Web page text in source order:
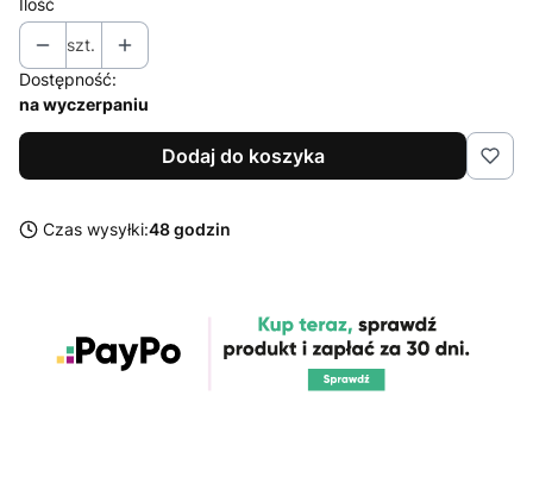
Ilość
szt.
Dostępność:
na wyczerpaniu
Dodaj do koszyka
Czas wysyłki:48 godzin